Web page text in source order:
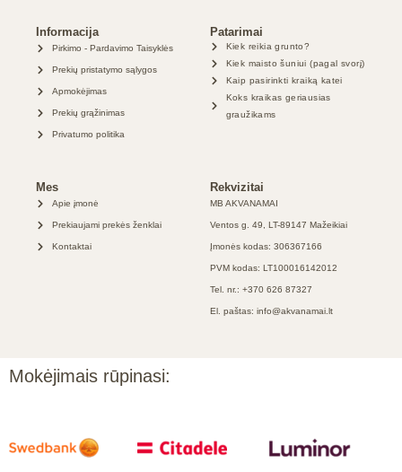
Informacija
Pirkimo - Pardavimo Taisyklės
Prekių pristatymo sąlygos
Apmokėjimas
Prekių grąžinimas
Privatumo politika
Patarimai
Kiek reikia grunto?
Kiek maisto šuniui (pagal svorį)
Kaip pasirinkti kraiką katei
Koks kraikas geriausias
graužikams
Mes
Apie įmonė
Prekiaujami prekės ženklai
Kontaktai
Rekvizitai
MB AKVANAMAI
Ventos g. 49, LT-89147 Mažeikiai
Įmonės kodas: 306367166
PVM kodas: LT100016142012
Tel. nr.: +370 626 87327
El. paštas: info@akvanamai.lt
Mokėjimais rūpinasi: